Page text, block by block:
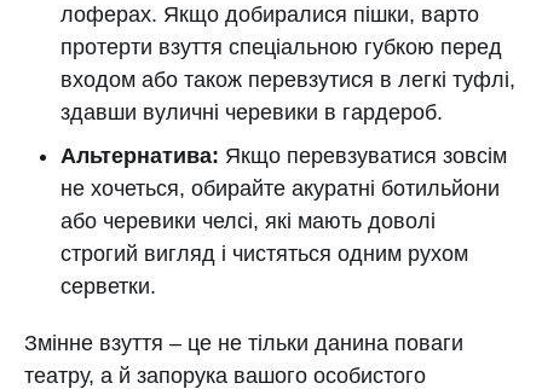
лоферах. Якщо добиралися пішки, варто
протерти взуття спеціальною губкою перед
входом або також перевзутися в легкі туфлі,
здавши вуличні черевики в гардероб.
Альтернатива: Якщо перевзуватися зовсім
не хочеться, обирайте акуратні ботильйони
або черевики челсі, які мають доволі
строгий вигляд і чистяться одним рухом
серветки.
Змінне взуття – це не тільки данина поваги
театру, а й запорука вашого особистого